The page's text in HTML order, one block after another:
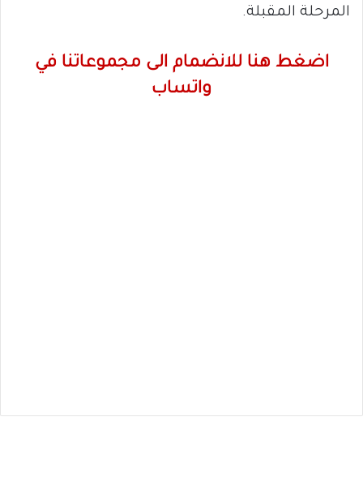
المرحلة المقبلة.
اضغط هنا للانضمام الى مجموعاتنا في
واتساب